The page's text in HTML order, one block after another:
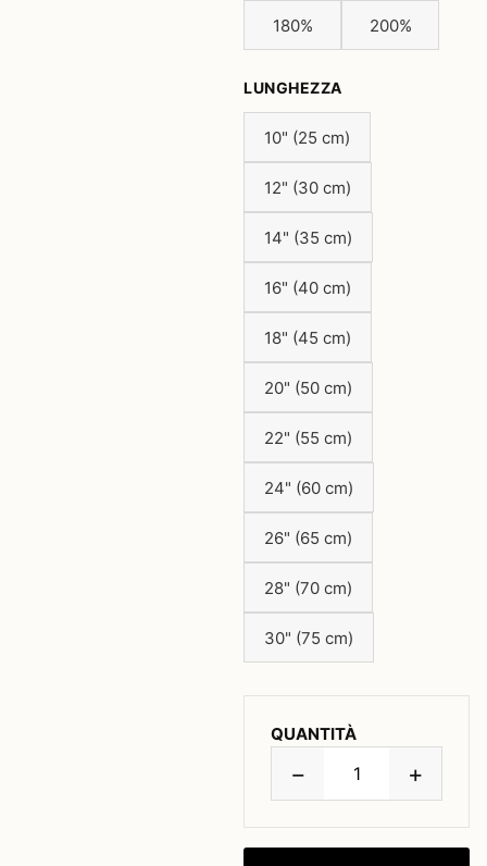
180% 200%
LUNGHEZZA
10" (25 cm)
12" (30 cm)
14" (35 cm)
16" (40 cm)
18" (45 cm)
20" (50 cm)
22" (55 cm)
24" (60 cm)
26" (65 cm)
28" (70 cm)
30" (75 cm)
QUANTITÀ
− +